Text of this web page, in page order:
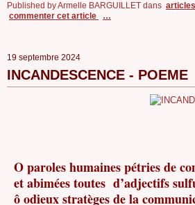
Published by Armelle BARGUILLET dans
commenter cet article
…
19 septembre 2024
INCANDESCENCE - POEME
O paroles humaines pétries de
et abimées toutes d’adjectifs
ô odieux stratèges de la